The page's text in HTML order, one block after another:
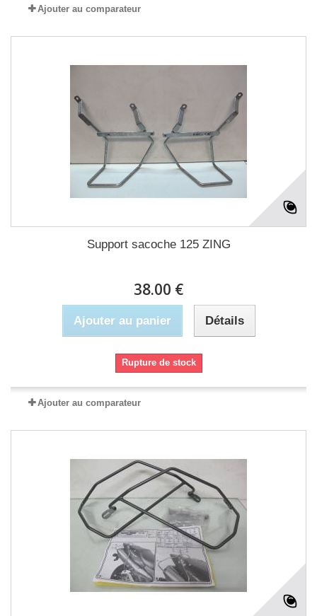
Ajouter au comparateur
Support sacoche 125 ZING
38.00 €
Ajouter au panier Détails
Rupture de stock
Ajouter au comparateur